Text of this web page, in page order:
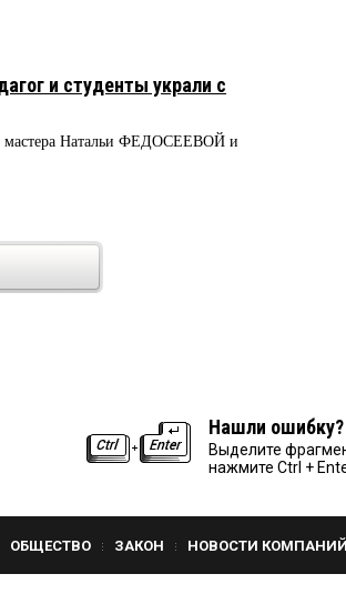
и студенты украли с
мастера Натальи ФЕДОСЕЕВОЙ и
Нашли ошибку?
Выделите
нажмите Ctrl +
ОБЩЕСТВО ЗАКОН НОВОСТИ КОМПАНИЙ